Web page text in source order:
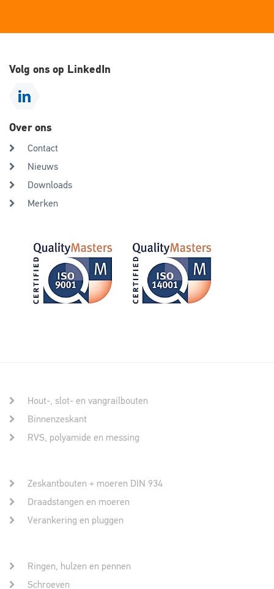
Volg ons op LinkedIn
Over ons
Contact
Nieuws
Downloads
Merken
Hout-, slot- en vangrailbouten
Binnenzeskant
RVS, polyamide en messing
Zeskantbouten + moeren DIN 934
Draadstangen en moeren
Verankering en pluggen
Ringen, hulzen en pennen
Schroeven